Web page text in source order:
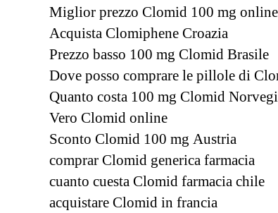
Miglior prezzo Clomid 100 mg online
Acquista Clomiphene Croazia
Prezzo basso 100 mg Clomid Brasile
Dove posso comprare le pillole di
Quanto costa 100 mg Clomid
Vero Clomid online
Sconto Clomid 100 mg Austria
comprar Clomid generica farmacia
cuanto cuesta Clomid farmacia chile
acquistare Clomid in francia